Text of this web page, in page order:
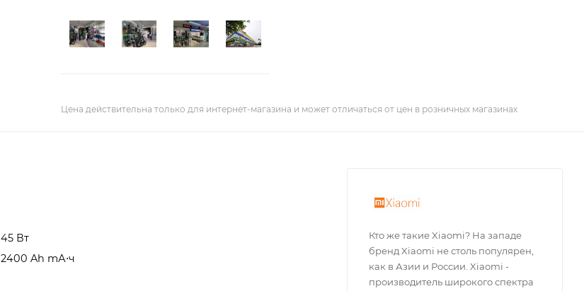
Цена действительна только для интернет-магазина и может отличаться от цен в розничных магазинах
45 Вт
2400 Ah mА⋅ч
Кто же такие Xiaomi? На западе
бренд Xiaomi не столь популярен,
как в Азии и России. Xiaomi -
производитель широкого спектра